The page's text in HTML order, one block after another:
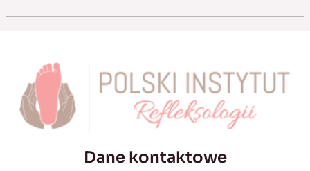
Dane kontaktowe